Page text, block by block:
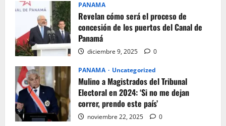
PANAMA
Revelan cómo será el proceso de
concesión de los puertos del Canal de
Panamá
diciembre 9, 2025 0
PANAMA Uncategorized
Mulino a Magistrados del Tribunal
Electoral en 2024: ‘Si no me dejan
correr, prendo este país’
noviembre 22, 2025 0